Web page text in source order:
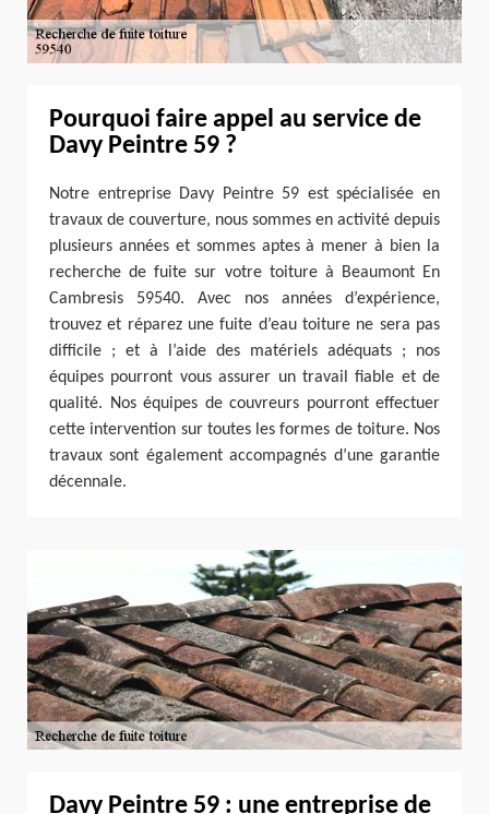
Pourquoi faire appel au service de
Davy Peintre 59 ?
Notre entreprise Davy Peintre 59 est spécialisée en
travaux de couverture, nous sommes en activité depuis
plusieurs années et sommes aptes à mener à bien la
recherche de fuite sur votre toiture à Beaumont En
Cambresis 59540. Avec nos années d’expérience,
trouvez et réparez une fuite d’eau toiture ne sera pas
difficile ; et à l’aide des matériels adéquats ; nos
équipes pourront vous assurer un travail fiable et de
qualité. Nos équipes de couvreurs pourront effectuer
cette intervention sur toutes les formes de toiture. Nos
travaux sont également accompagnés d’une garantie
décennale.
Davy Peintre 59 : une entreprise de